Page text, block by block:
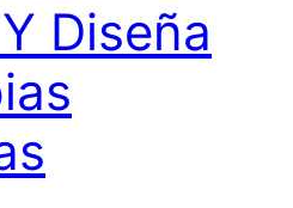
Diseña